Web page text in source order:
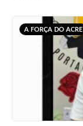
A FORÇA DO ACRE